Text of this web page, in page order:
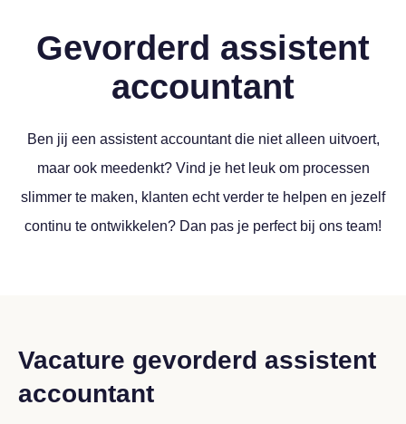
Gevorderd assistent
accountant
Ben jij een assistent accountant die niet alleen uitvoert,
maar ook meedenkt? Vind je het leuk om processen
slimmer te maken, klanten echt verder te helpen en jezelf
continu te ontwikkelen? Dan pas je perfect bij ons team!
Vacature gevorderd assistent
accountant